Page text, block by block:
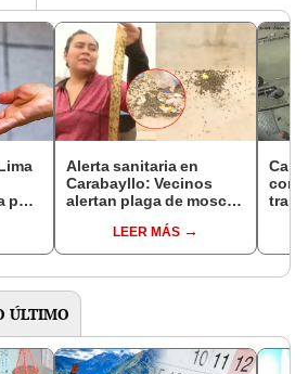
por
Alerta sanitaria en
Carabayllo: Vecinos
alertan plaga de moscas
presencia de avícola en
la zona
LEER MÁS
ÚLTIMO